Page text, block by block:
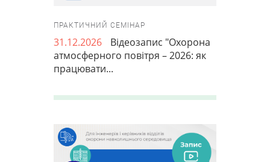
ПРАКТИЧНИЙ СЕМІНАР
31.12.2026
Відеозапис "Охорона
атмосферного повітря – 2026: як
працювати...